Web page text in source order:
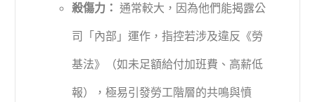
殺傷力： 通常較大，因為他們能揭露公
司「內部」運作，指控若涉及違反《勞
基法》（如未足額給付加班費、高薪低
報），極易引發勞工階層的共鳴與憤